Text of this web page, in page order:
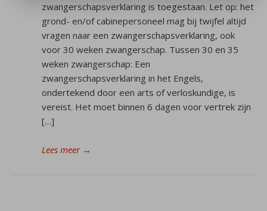
zwangerschapsverklaring is toegestaan. Let op: het
grond- en/of cabinepersoneel mag bij twijfel altijd
vragen naar een zwangerschapsverklaring, ook
voor 30 weken zwangerschap. Tussen 30 en 35
weken zwangerschap: Een
zwangerschapsverklaring in het Engels,
ondertekend door een arts of verloskundige, is
vereist. Het moet binnen 6 dagen voor vertrek zijn
[…]
Lees meer→